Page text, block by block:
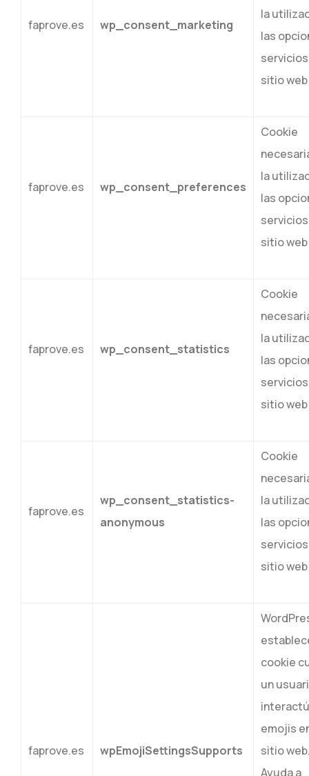
faprove.es wp_consent_marketing
la
las
sitio web
faprove.es wp_consent_preferences
Cookie
la
las
sitio web
faprove.es wp_consent_statistics
Cookie
la
las
sitio web
faprove.es
wp_consent_statistics-
anonymous
Cookie
la
las
sitio web
faprove.es wpEmojiSettingsSupports
cookie
un
emojis
sitio
Ayuda a